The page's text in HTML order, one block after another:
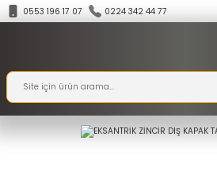
0553 196 17 07 0224 342 44 77